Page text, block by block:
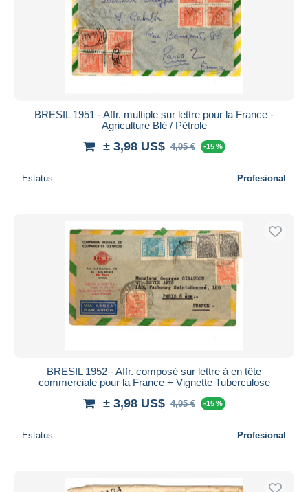
BRESIL 1951 - Affr. multiple sur lettre pour la France -
Agriculture Blé / Pétrole
± 3,98 US$ 4,05 € -15 %
Estatus Profesional
BRESIL 1952 - Affr. composé sur lettre à en tête
commerciale pour la France + Vignette Tuberculose
± 3,98 US$ 4,05 € -15 %
Estatus Profesional